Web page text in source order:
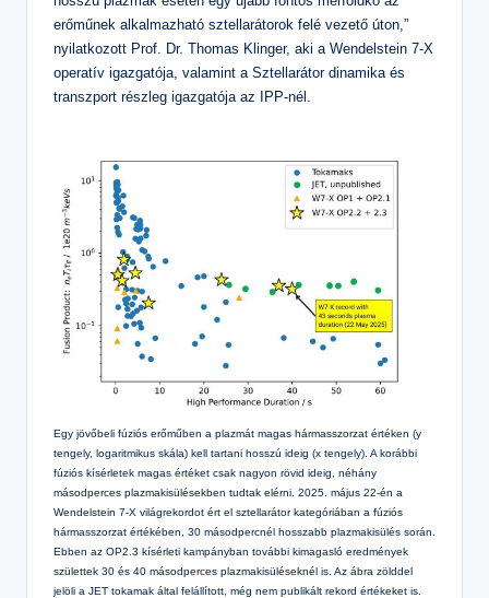
erőműnek alkalmazható sztellarátorok felé vezető úton,”
nyilatkozott Prof. Dr. Thomas Klinger, aki a Wendelstein 7-X
operatív igazgatója, valamint a Sztellarátor dinamika és
transzport részleg igazgatója az IPP-nél.
Egy jövőbeli fúziós erőműben a plazmát magas hármasszorzat értéken (y
tengely, logaritmikus skála) kell tartani hosszú ideig (x tengely). A korábbi
fúziós kísérletek magas értéket csak nagyon rövid ideig, néhány
másodperces plazmakisülésekben tudtak elérni. 2025. május 22-én a
Wendelstein 7-X világrekordot ért el sztellarátor kategóriában a fúziós
hármasszorzat értékében, 30 másodpercnél hosszabb plazmakisülés során.
Ebben az OP2.3 kísérleti kampányban további kimagasló eredmények
születtek 30 és 40 másodperces plazmakisüléseknél is. Az ábra zölddel
jelöli a JET tokamak által felállított, még nem publikált rekord értékeket is.